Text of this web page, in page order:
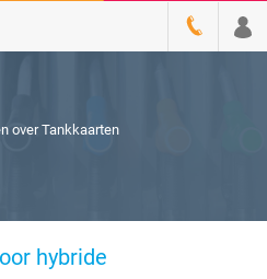
over Tankkaarten
hybride